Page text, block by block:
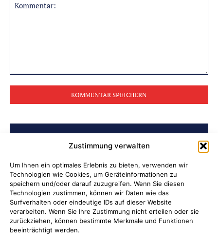
Zustimmung verwalten
Um Ihnen ein optimales Erlebnis zu bieten, verwenden wir
Technologien wie Cookies, um Geräteinformationen zu
speichern und/oder darauf zuzugreifen. Wenn Sie diesen
Technologien zustimmen, können wir Daten wie das
Surfverhalten oder eindeutige IDs auf dieser Website
verarbeiten. Wenn Sie Ihre Zustimmung nicht erteilen oder sie
zurückziehen, können bestimmte Merkmale und Funktionen
beeinträchtigt werden.
BELIEBTE BEITRÄGE
Archiv der Initiative „Jüdisch in
Attendorn“ erschlossen
Soldatenleben damals und heute
Verantwortung übernehmen, wenn
Kinder Schutz und Orientierung